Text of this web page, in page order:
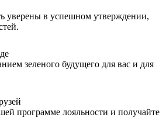
уверены в успешном утверждении,
зеленого будущего для вас и для
программе лояльности и получайте